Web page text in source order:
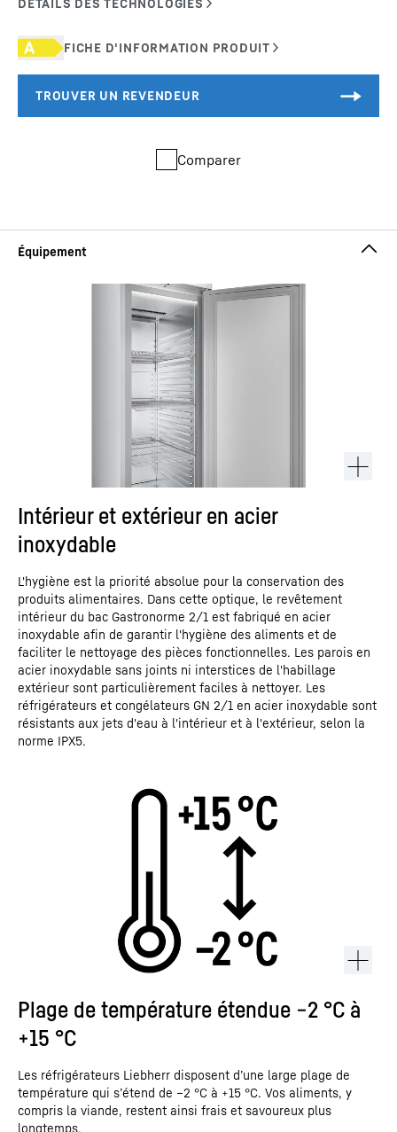
Comparer
Intérieur et extérieur en acier
inoxydable
L'hygiène est la priorité absolue pour la conservation des
produits alimentaires. Dans cette optique, le revêtement
intérieur du bac Gastronorme 2/1 est fabriqué en acier
inoxydable afin de garantir l'hygiène des aliments et de
faciliter le nettoyage des pièces fonctionnelles. Les parois en
acier inoxydable sans joints ni interstices de l'habillage
extérieur sont particulièrement faciles à nettoyer. Les
réfrigérateurs et congélateurs GN 2/1 en acier inoxydable sont
résistants aux jets d'eau à l'intérieur et à l'extérieur, selon la
norme IPX5.
Plage de température étendue −2 °C à
+15 °C
Les réfrigérateurs Liebherr disposent d’une large plage de
température qui s’étend de –2 °C à +15 °C. Vos aliments, y
compris la viande, restent ainsi frais et savoureux plus
longtemps.